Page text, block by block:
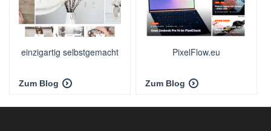
einzigartig selbstgemacht
Zum Blog
PixelFlow.eu
Zum Blog